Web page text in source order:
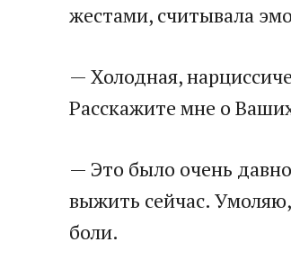
жестами, считывала
— Холодная,
Расскажите мне о
— Это было очень
выжить сейчас. Умоляю,
боли.